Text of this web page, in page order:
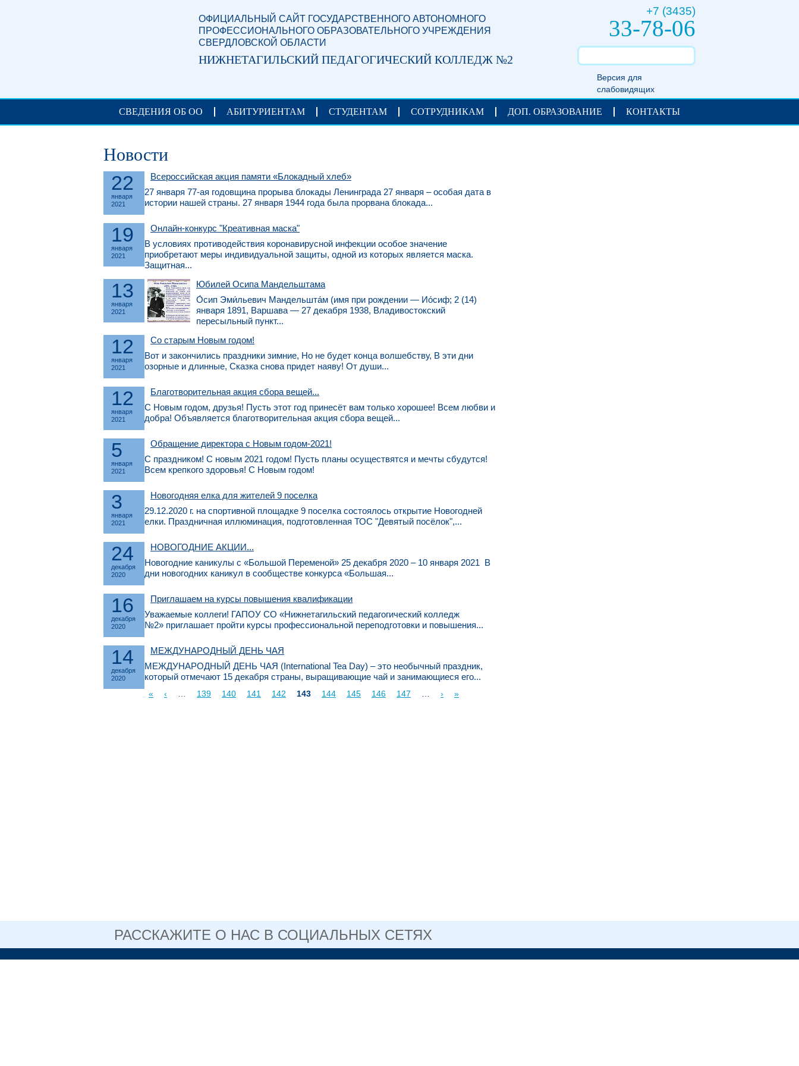
+7 (3435)
33-78-06
Версия для
слабовидящих
ОФИЦИАЛЬНЫЙ САЙТ ГОСУДАРСТВЕННОГО АВТОНОМНОГО
ПРОФЕССИОНАЛЬНОГО ОБРАЗОВАТЕЛЬНОГО УЧРЕЖДЕНИЯ
СВЕРДЛОВСКОЙ ОБЛАСТИ
НИЖНЕТАГИЛЬСКИЙ ПЕДАГОГИЧЕСКИЙ КОЛЛЕДЖ №2
СВЕДЕНИЯ ОБ ОО АБИТУРИЕНТАМ СТУДЕНТАМ СОТРУДНИКАМ ДОП. ОБРАЗОВАНИЕ КОНТАКТЫ
Новости
22
января
2021
Всероссийская акция памяти «Блокадный хлеб»
27 января 77-ая годовщина прорыва блокады Ленинграда 27 января – особая дата в
истории нашей страны. 27 января 1944 года была прорвана блокада...
19
января
2021
Онлайн-конкурс "Креативная маска"
В условиях противодействия коронавирусной инфекции особое значение
приобретают меры индивидуальной защиты, одной из которых является маска.
Защитная...
13
января
2021
Юбилей Осипа Мандельштама
О́сип Эми́льевич Мандельшта́м (имя при рождении — Ио́сиф; 2 (14)
января 1891, Варшава — 27 декабря 1938, Владивостокский
пересыльный пункт...
12
января
2021
Со старым Новым годом!
Вот и закончились праздники зимние, Но не будет конца волшебству, В эти дни
озорные и длинные, Сказка снова придет наяву! От души...
12
января
2021
Благотворительная акция сбора вещей...
С Новым годом, друзья! Пусть этот год принесёт вам только хорошее! Всем любви и
добра! Объявляется благотворительная акция сбора вещей...
5
января
2021
Обращение директора с Новым годом-2021!
С праздником! С новым 2021 годом! Пусть планы осуществятся и мечты сбудутся!
Всем крепкого здоровья! С Новым годом!
3
января
2021
Новогодняя елка для жителей 9 поселка
29.12.2020 г. на спортивной площадке 9 поселка состоялось открытие Новогодней
елки. Праздничная иллюминация, подготовленная ТОС "Девятый посёлок",...
24
декабря
2020
НОВОГОДНИЕ АКЦИИ...
Новогодние каникулы с «Большой Переменой» 25 декабря 2020 – 10 января 2021 В
дни новогодних каникул в сообществе конкурса «Большая...
16
декабря
2020
Приглашаем на курсы повышения квалификации
Уважаемые коллеги! ГАПОУ СО «Нижнетагильский педагогический колледж
№2» приглашает пройти курсы профессиональной переподготовки и повышения...
14
декабря
2020
МЕЖДУНАРОДНЫЙ ДЕНЬ ЧАЯ
МЕЖДУНАРОДНЫЙ ДЕНЬ ЧАЯ (International Tea Day) – это необычный праздник,
который отмечают 15 декабря страны, выращивающие чай и занимающиеся его...
Страницы
« ‹ 139 140 141 142 143 144 145 146 147 › »
РАССКАЖИТЕ О НАС В СОЦИАЛЬНЫХ СЕТЯХ